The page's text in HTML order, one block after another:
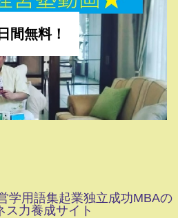
間無料！
用語集起業独立成功MBAの
ス力養成サイト